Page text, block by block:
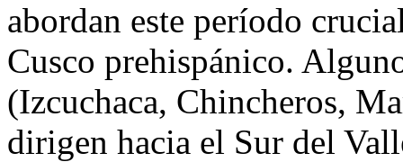
abordan este período
Cusco prehispánico.
(Izcuchaca, Chincheros,
dirigen hacia el Sur del